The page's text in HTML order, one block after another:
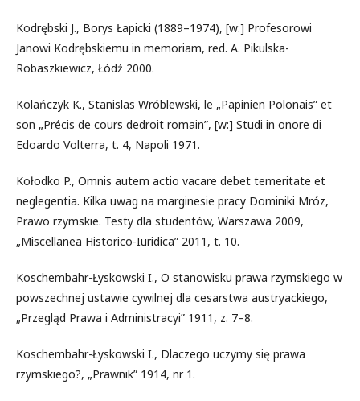
Kodrębski J., Borys Łapicki (1889–1974), [w:] Profesorowi
Janowi Kodrębskiemu in memoriam, red. A. Pikulska-
Robaszkiewicz, Łódź 2000.
Kolańczyk K., Stanislas Wróblewski, le „Papinien Polonais” et
son „Précis de cours dedroit romain”, [w:] Studi in onore di
Edoardo Volterra, t. 4, Napoli 1971.
Kołodko P., Omnis autem actio vacare debet temeritate et
neglegentia. Kilka uwag na marginesie pracy Dominiki Mróz,
Prawo rzymskie. Testy dla studentów, Warszawa 2009,
„Miscellanea Historico-Iuridica” 2011, t. 10.
Koschembahr-Łyskowski I., O stanowisku prawa rzymskiego w
powszechnej ustawie cywilnej dla cesarstwa austryackiego,
„Przegląd Prawa i Administracyi” 1911, z. 7–8.
Koschembahr-Łyskowski I., Dlaczego uczymy się prawa
rzymskiego?, „Prawnik” 1914, nr 1.